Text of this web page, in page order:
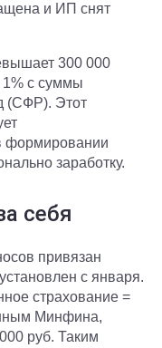
и ИП снят
300 000
1% с суммы
(СФР). Этот
формировании
заработку.
себя
привязан
с января.
страхование =
Минфина,
руб. Таким